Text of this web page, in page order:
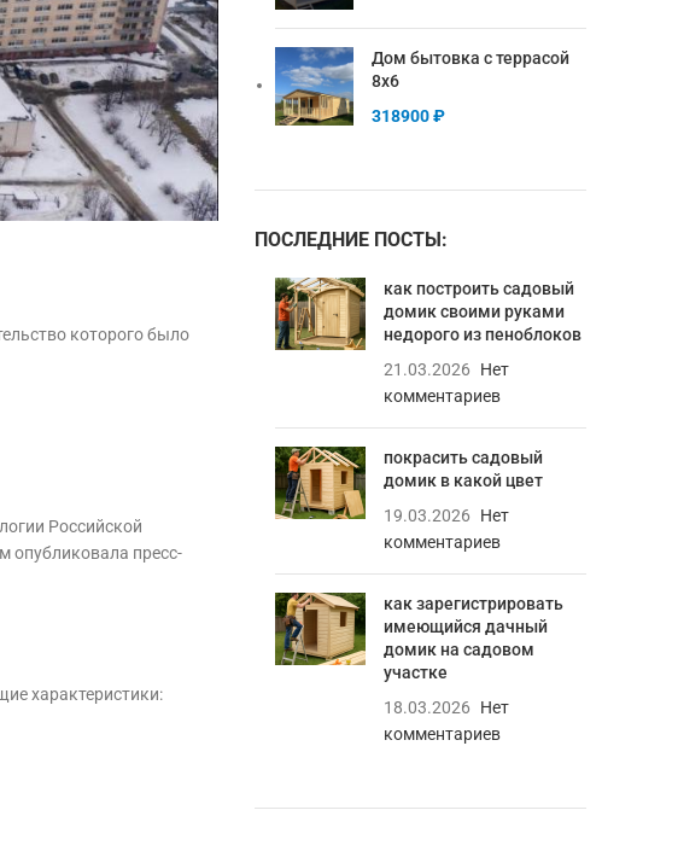
которого было
Российской
опубликовала пресс-
характеристики:
Дом бытовка с террасой
8х6
318900₽
ПОСЛЕДНИЕ ПОСТЫ:
как построить садовый
домик своими руками
недорого из пеноблоков
21.03.2026
Нет
комментариев
покрасить садовый
домик в какой цвет
19.03.2026
Нет
комментариев
как зарегистрировать
имеющийся дачный
домик на садовом
участке
18.03.2026
Нет
комментариев